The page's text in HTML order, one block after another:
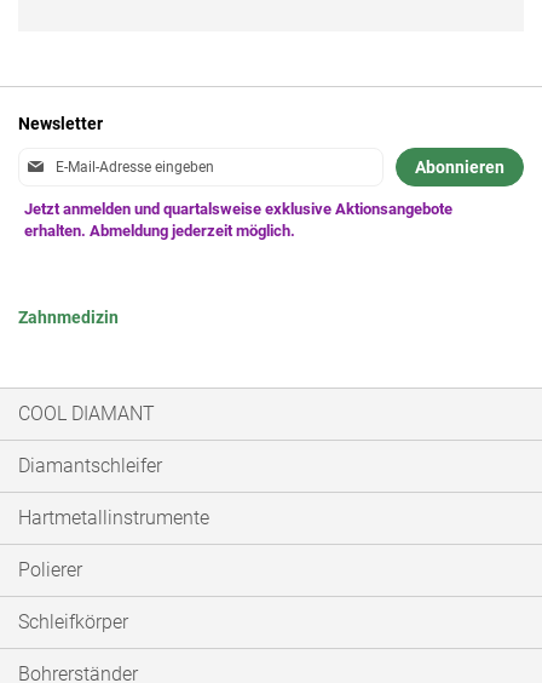
Newsletter
Anmeldung
Newsletter:
Abonnieren
Zahnmedizin
COOL DIAMANT
Diamantschleifer
Hartmetallinstrumente
Polierer
Schleifkörper
Bohrerständer